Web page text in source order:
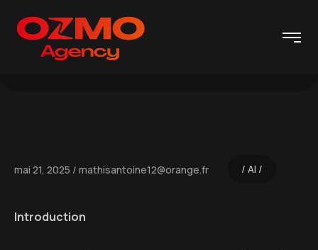
mai 21, 2025 mathisantoine12@orange.fr AI
Introduction